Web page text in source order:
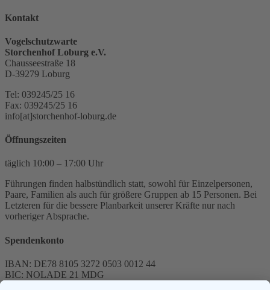
Kontakt
Vogelschutzwarte
Storchenhof Loburg e.V.
Chausseestraße 18
D-39279 Loburg
Tel: 039245/25 16
Fax: 039245/25 16
info[at]storchenhof-loburg.de
Öffnungszeiten
täglich 10:00 – 17:00 Uhr
Führungen finden halbstündlich statt, sowohl für Einzelpersonen,
Paare, Familien als auch für größere Gruppen ab 15 Personen. Bei
Letzteren für die bessere Planbarkeit unserer Kräfte nur nach
vorheriger Absprache.
Spendenkonto
IBAN: DE78 8105 3272 0503 0012 44
BIC: NOLADE 21 MDG